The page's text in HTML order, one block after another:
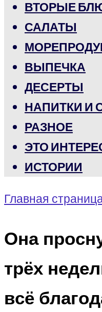
ВТОРЫЕ
САЛАТЫ
ВЫПЕЧКА
ДЕСЕРТЫ
НАПИТКИ И
РАЗНОЕ
ЭТО
ИСТОРИИ
Главная
Она
трёх
всё